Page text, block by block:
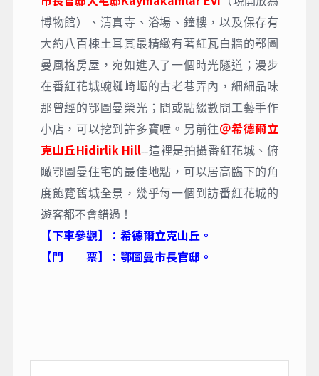
博物館）、清真寺、浴場、鐘樓，以及保存有
大約八百棟土耳其最精緻有著紅瓦白牆的鄂圖
曼風格房屋，宛如進入了一個時光隧道；漫步
在番紅花城蜿蜒崎嶇的古老巷弄內，細細品味
那曾經的鄂圖曼榮光；間或點綴數間工藝手作
小店，可以挖到許多寶喔。另前往＠希德爾立
克山丘Hidirlik Hill--這裡是拍攝番紅花城、俯
瞰鄂圖曼住宅的最佳地點，可以居高臨下的角
度飽覽舊城全景，幾乎每一個到訪番紅花城的
遊客都不會錯過！
【下車參觀】：希德爾立克山丘。
【門 票】：鄂圖曼市長官邸。